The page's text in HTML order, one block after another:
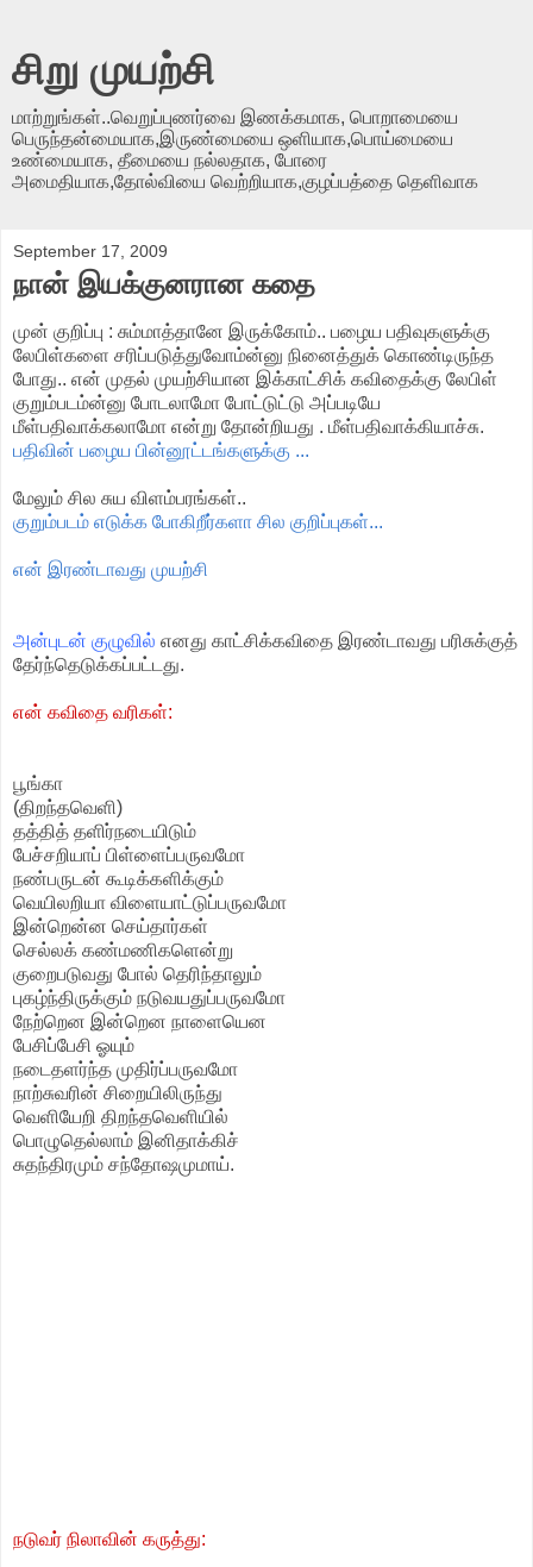
சிறு முயற்சி
மாற்றுங்கள்..வெறுப்புணர்வை இணக்கமாக, பொறாமையை
பெருந்தன்மையாக,இருண்மையை ஒளியாக,பொய்மையை
உண்மையாக, தீமையை நல்லதாக, போரை
அமைதியாக,தோல்வியை வெற்றியாக,குழப்பத்தை தெளிவாக
September 17, 2009
நான் இயக்குனரான கதை
முன் குறிப்பு : சும்மாத்தானே இருக்கோம்.. பழைய பதிவுகளுக்கு
லேபிள்களை சரிப்படுத்துவோம்ன்னு நினைத்துக் கொண்டிருந்த
போது.. என் முதல் முயற்சியான இக்காட்சிக் கவிதைக்கு லேபிள்
குறும்படம்ன்னு போடலாமோ போட்டுட்டு அப்படியே
மீள்பதிவாக்கலாமோ என்று தோன்றியது . மீள்பதிவாக்கியாச்சு.
பதிவின் பழைய பின்னூட்டங்களுக்கு ...
மேலும் சில சுய விளம்பரங்கள்..
குறும்படம் எடுக்க போகிறீர்களா சில குறிப்புகள்...
என் இரண்டாவது முயற்சி
அன்புடன் குழுவில் எனது காட்சிக்கவிதை இரண்டாவது பரிசுக்குத்
தேர்ந்தெடுக்கப்பட்டது.
என் கவிதை வரிகள்:
பூங்கா
(திறந்தவெளி)
தத்தித் தளிர்நடையிடும்
பேச்சறியாப் பிள்ளைப்பருவமோ
நண்பருடன் கூடிக்களிக்கும்
வெயிலறியா விளையாட்டுப்பருவமோ
இன்றென்ன செய்தார்கள்
செல்லக் கண்மணிகளென்று
குறைபடுவது போல் தெரிந்தாலும்
புகழ்ந்திருக்கும் நடுவயதுப்பருவமோ
நேற்றென இன்றென நாளையென
பேசிப்பேசி ஓயும்
நடைதளர்ந்த முதிர்ப்பருவமோ
நாற்சுவரின் சிறையிலிருந்து
வெளியேறி திறந்தவெளியில்
பொழுதெல்லாம் இனிதாக்கிச்
சுதந்திரமும் சந்தோஷமுமாய்.
நடுவர் நிலாவின் கருத்து: